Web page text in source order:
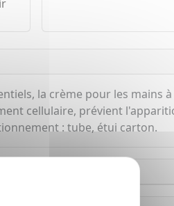
la crème pour les mains
cellulaire, prévient
: tube, étui carton.